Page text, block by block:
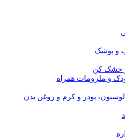
و پوشک
خشک کن
و ملزومات همراه
پودر و کرم و روغن بدن